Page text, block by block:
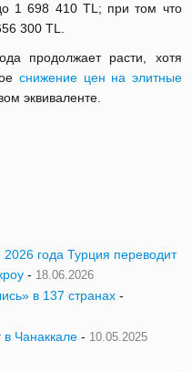
1 698 410 TL; при том что
300 TL.
продолжает расти, хотя
снижение цен на элитные
эквиваленте.
года Турция переводит
- 18.06.2026
в 137 странах -
Чанаккале - 10.05.2025